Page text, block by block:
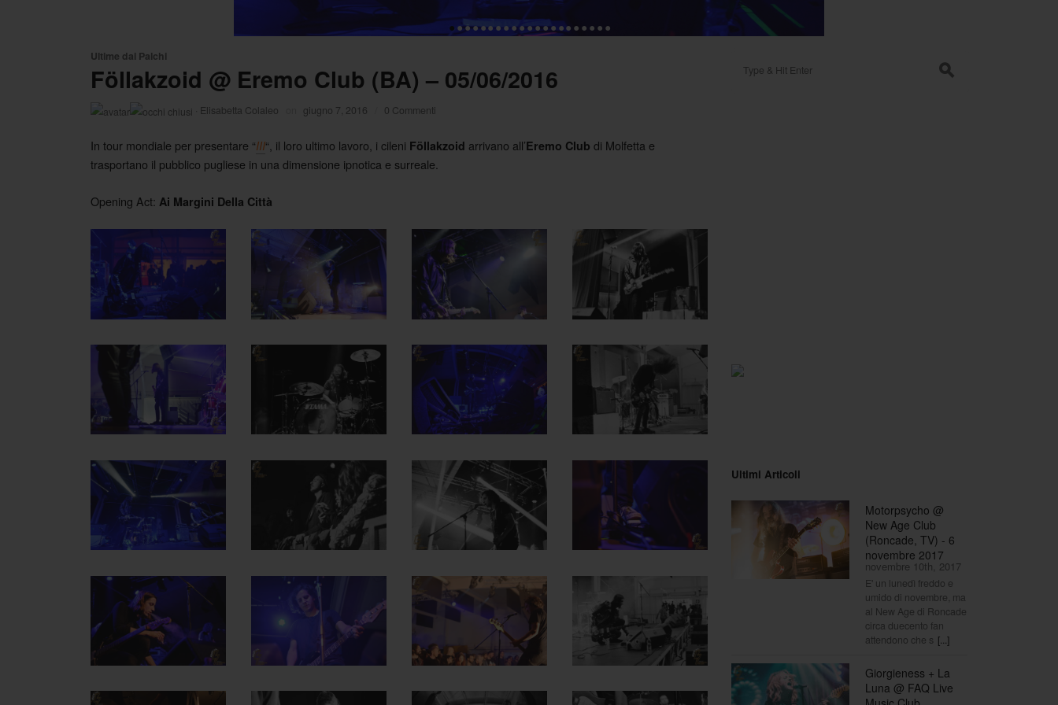
•••••••••••••••••••••
Ultime dai Palchi
Föllakzoid @ Eremo Club (BA) – 05/06/2016
Elisabetta Colaleo giugno 7, 2016 0 Commenti
In tour mondiale per presentare “III“, il loro ultimo lavoro, i cileni Föllakzoid arrivano all’Eremo Club di Molfetta e
trasportano il pubblico pugliese in una dimensione ipnotica e surreale.
Opening Act: Ai Margini Della Città
s
Ultimi Articoli
Motorpsycho @
New Age Club
(Roncade, TV) - 6
novembre 2017
novembre 10th, 2017
E' un lunedì freddo e
umido di novembre, ma
al New Age di Roncade
circa duecento fan
attendono che s [...]
Giorgieness + La
Luna @ FAQ Live